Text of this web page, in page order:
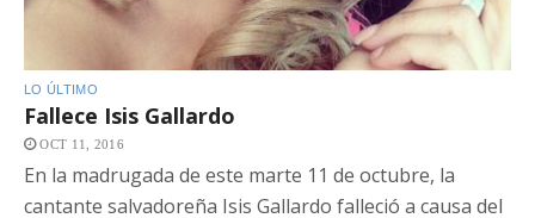
LO ÚLTIMO
Fallece Isis Gallardo
OCT 11, 2016
En la madrugada de este marte 11 de octubre, la
cantante salvadoreña Isis Gallardo falleció a causa del